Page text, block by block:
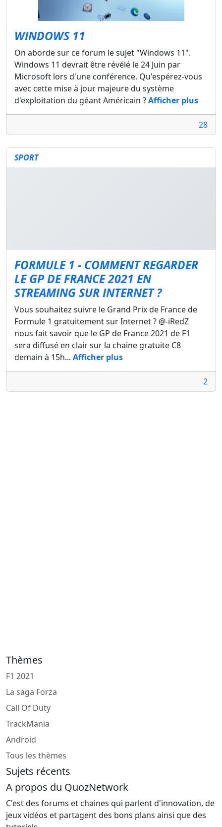
WINDOWS 11
On aborde sur ce forum le sujet "Windows 11".
Windows 11 devrait être révélé le 24 Juin par
Microsoft lors d'une conférence. Qu'espérez-vous
avec cette mise à jour majeure du système
d'exploitation du géant Américain ?Afficher plus
28
SPORT
FORMULE 1 - COMMENT REGARDER
LE GP DE FRANCE 2021 EN
STREAMING SUR INTERNET ?
Vous souhaitez suivre le Grand Prix de France de
Formule 1 gratuitement sur Internet ? @-iRedZ
nous fait savoir que le GP de France 2021 de F1
sera diffusé en clair sur la chaine gratuite C8
demain à 15h... Afficher plus
2
Thèmes
F1 2021
La saga Forza
Call Of Duty
TrackMania
Android
Tous les thèmes
Sujets récents
A propos du QuozNetwork
C'est des forums et chaines qui parlent d'innovation, de
jeux vidéos et partagent des bons plans ainsi que des